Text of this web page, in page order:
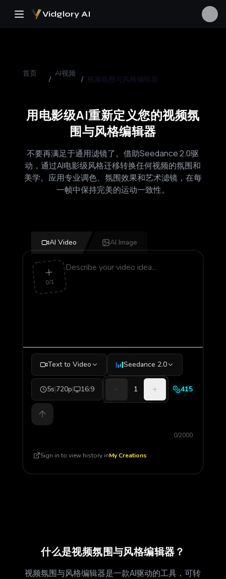
Vidglory AI
首页
/
AI视频
/ 视频氛围与风格编辑器
用电影级AI重新定义您的视频氛
围与风格编辑器
不要再满足于通用滤镜了。借助Seedance 2.0驱
动，通过AI电影级风格迁移转换任何视频的氛围和
美学。应用专业调色、氛围效果和艺术滤镜，在每
一帧中保持完美的运动一致性。
AI Video AI Image
0/1
Text to Video Seedance 2.0
5s|720p| 16:9 1 415
0/2000
Sign in to view history inMy Creations
什么是视频氛围与风格编辑器？
视频氛围与风格编辑器是一款AI驱动的工具，可转